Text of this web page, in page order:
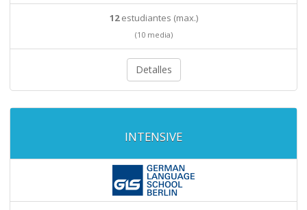
12estudiantes (max.)
(10 media)
Detalles
INTENSIVE